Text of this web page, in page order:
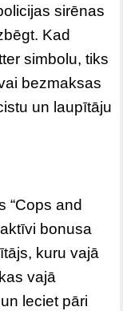
sirēnas
Kad
simbolu, tiks
bezmaksas
un laupītāju
“Cops and
bonusa
kuru vajā
vajā
leciet pāri